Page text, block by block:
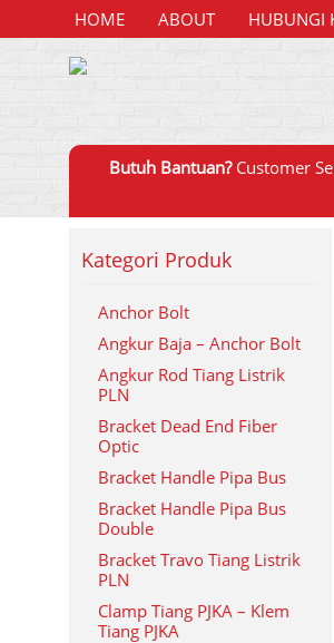
HOME ABOUT HUBUNGI
Butuh Bantuan?Customer
Kategori Produk
Anchor Bolt
Angkur Baja – Anchor Bolt
Angkur Rod Tiang Listrik
PLN
Bracket Dead End Fiber
Optic
Bracket Handle Pipa Bus
Bracket Handle Pipa Bus
Double
Bracket Travo Tiang Listrik
PLN
Clamp Tiang PJKA – Klem
Tiang PJKA